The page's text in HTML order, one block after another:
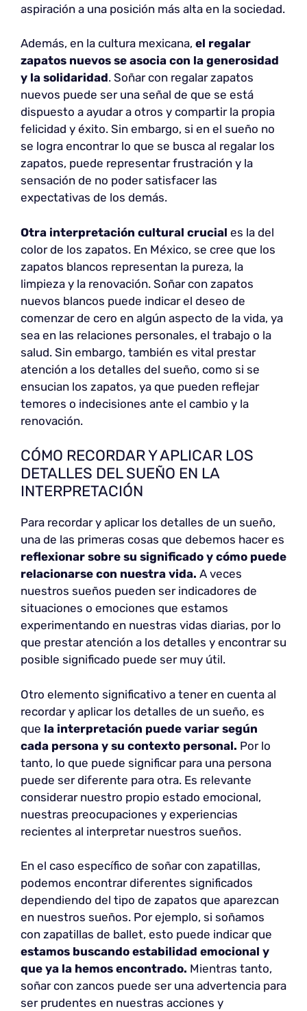
aspiración a una posición más alta en la sociedad.
Además, en la cultura mexicana, el regalar
zapatos nuevos se asocia con la generosidad
y la solidaridad. Soñar con regalar zapatos
nuevos puede ser una señal de que se está
dispuesto a ayudar a otros y compartir la propia
felicidad y éxito. Sin embargo, si en el sueño no
se logra encontrar lo que se busca al regalar los
zapatos, puede representar frustración y la
sensación de no poder satisfacer las
expectativas de los demás.
Otra interpretación cultural crucial es la del
color de los zapatos. En México, se cree que los
zapatos blancos representan la pureza, la
limpieza y la renovación. Soñar con zapatos
nuevos blancos puede indicar el deseo de
comenzar de cero en algún aspecto de la vida, ya
sea en las relaciones personales, el trabajo o la
salud. Sin embargo, también es vital prestar
atención a los detalles del sueño, como si se
ensucian los zapatos, ya que pueden reflejar
temores o indecisiones ante el cambio y la
renovación.
CÓMO RECORDAR Y APLICAR LOS
DETALLES DEL SUEÑO EN LA
INTERPRETACIÓN
Para recordar y aplicar los detalles de un sueño,
una de las primeras cosas que debemos hacer es
reflexionar sobre su significado y cómo puede
relacionarse con nuestra vida. A veces
nuestros sueños pueden ser indicadores de
situaciones o emociones que estamos
experimentando en nuestras vidas diarias, por lo
que prestar atención a los detalles y encontrar su
posible significado puede ser muy útil.
Otro elemento significativo a tener en cuenta al
recordar y aplicar los detalles de un sueño, es
que la interpretación puede variar según
cada persona y su contexto personal. Por lo
tanto, lo que puede significar para una persona
puede ser diferente para otra. Es relevante
considerar nuestro propio estado emocional,
nuestras preocupaciones y experiencias
recientes al interpretar nuestros sueños.
En el caso específico de soñar con zapatillas,
podemos encontrar diferentes significados
dependiendo del tipo de zapatos que aparezcan
en nuestros sueños. Por ejemplo, si soñamos
con zapatillas de ballet, esto puede indicar que
estamos buscando estabilidad emocional y
que ya la hemos encontrado. Mientras tanto,
soñar con zancos puede ser una advertencia para
ser prudentes en nuestras acciones y